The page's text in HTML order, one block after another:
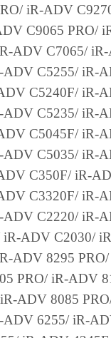
権原および所有
ノンのライセン
は関連する外国
「本ソフトウェ
に輸出してはな
デート
社、関係会社、
キヤノンのライ
ア」の使用を支
対してアップデ
ことについて、
iR-ADV
C9065 PRO/
ADV C7065/
C5255/ iR-
C5240F/ iR-
C5235/ iR-
C5045F/ iR-
C5035/ iR-
C350F/ iR-
C3320F/ iR-
C2220/ iR-
ADV C2030/
ADV 8295
PRO/ iR-ADV
ADV 8085
6255/ iR-